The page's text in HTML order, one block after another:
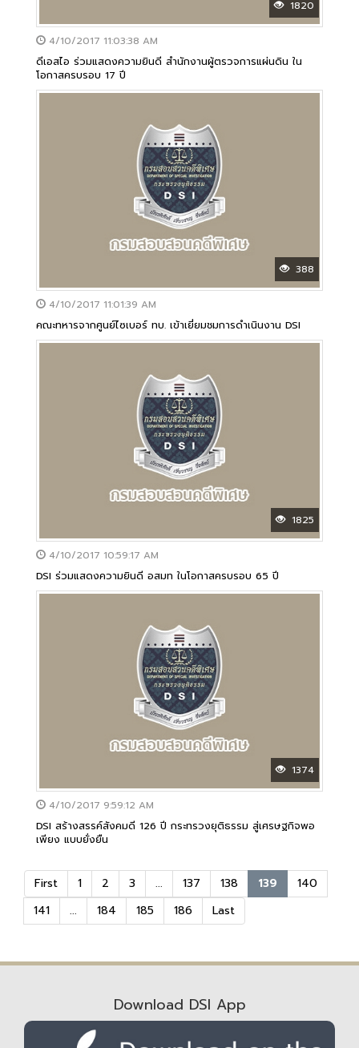
1820
4/10/2017 11:03:38 AM
ดีเอสไอ ร่วมแสดงความยินดี สำนักงานผู้ตรวจการแผ่นดิน ใน
โอกาสครบรอบ 17 ปี
388
4/10/2017 11:01:39 AM
คณะทหารจากศูนย์ไซเบอร์ ทบ. เข้าเยี่ยมชมการดำเนินงาน DSI
1825
4/10/2017 10:59:17 AM
DSI ร่วมแสดงความยินดี อสมท ในโอกาสครบรอบ 65 ปี
1374
4/10/2017 9:59:12 AM
DSI สร้างสรรค์สังคมดี 126 ปี กระทรวงยุติธรรม สู่เศรษฐกิจพอ
เพียง แบบยั่งยืน
First 1 2 3 ... 137 138 139
140
141
... 184 185 186 Last
Download DSI App